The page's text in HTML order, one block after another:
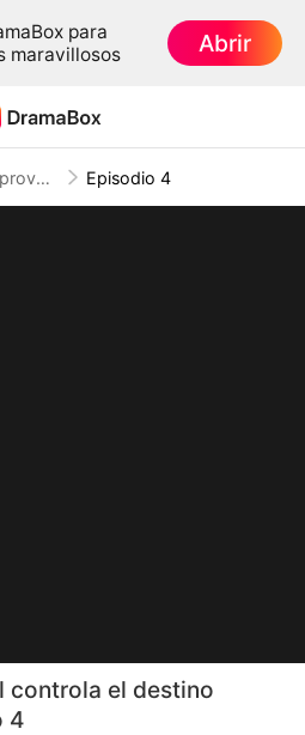
para
maravillosos
Abrir
No lo provoques, él controla el destino (Doblado) Episodio 4
controla el destino
4